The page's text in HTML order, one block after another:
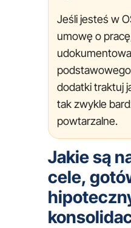
Jeśli jesteś w
umowę o
dodatki traktuj
tak zwykle
powtarzalne.
Jakie są
cele,